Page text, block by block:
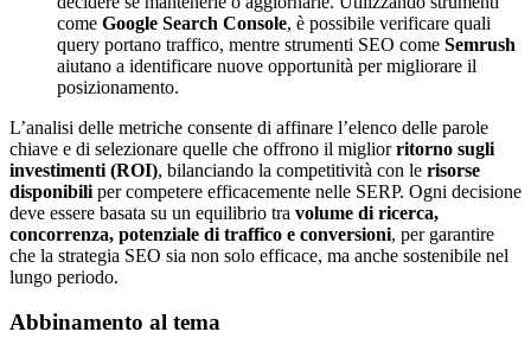
come Google Search Console, è possibile verificare quali
query portano traffico, mentre strumenti SEO come Semrush
aiutano a identificare nuove opportunità per migliorare il
posizionamento.
L’analisi delle metriche consente di affinare l’elenco delle parole
chiave e di selezionare quelle che offrono il migliorritorno sugli
investimenti (ROI), bilanciando la competitività con le risorse
disponibili per competere efficacemente nelle SERP. Ogni decisione
deve essere basata su un equilibrio tra volume di ricerca,
concorrenza, potenziale di traffico e conversioni, per garantire
che la strategia SEO sia non solo efficace, ma anche sostenibile nel
lungo periodo.
Abbinamento al tema